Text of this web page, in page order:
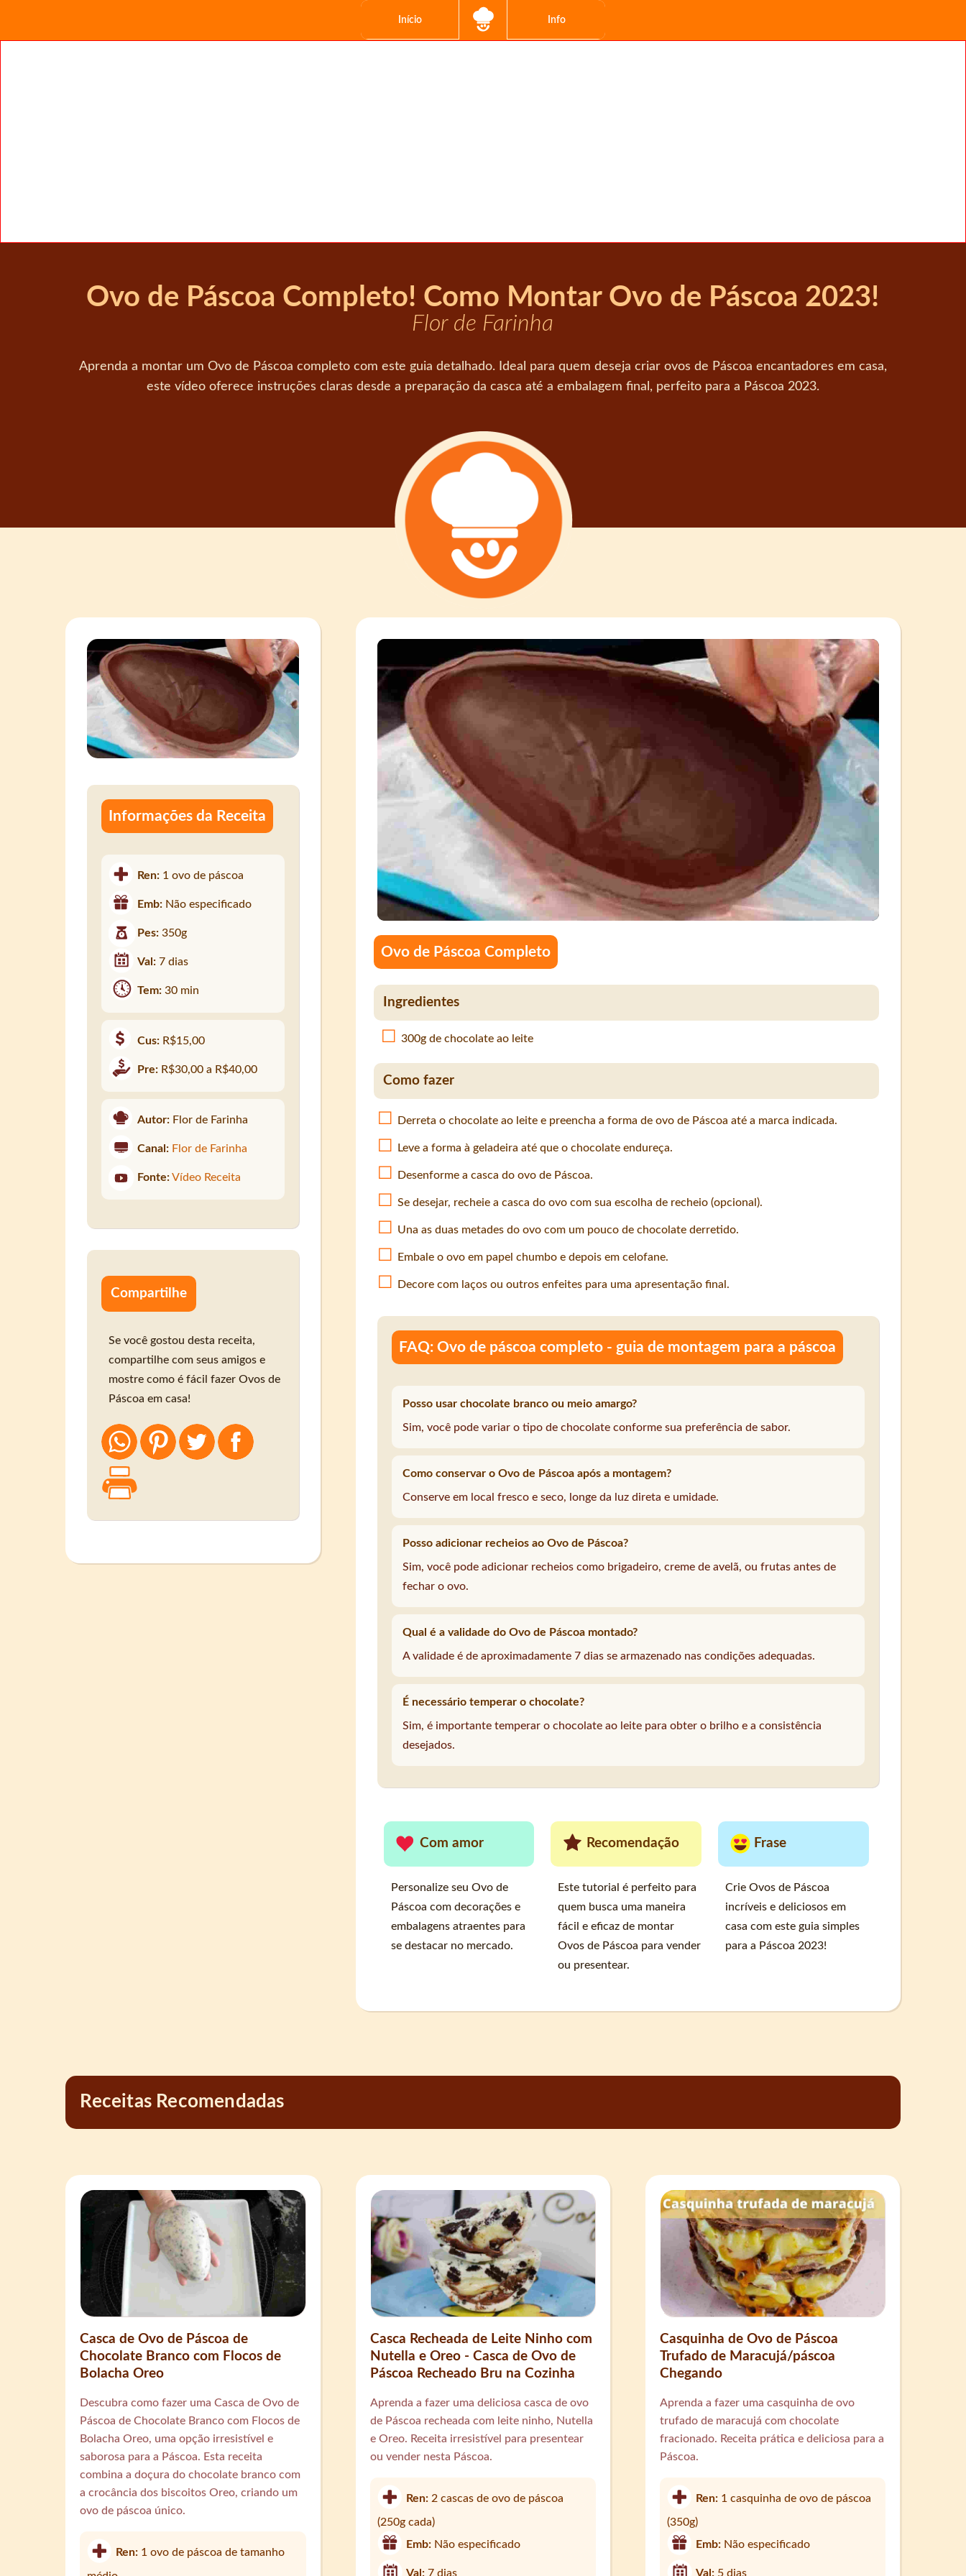
Início Info
Ovo de Páscoa Completo! Como Montar Ovo de Páscoa 2023!
Flor de Farinha
Aprenda a montar um Ovo de Páscoa completo com este guia detalhado. Ideal para quem deseja criar ovos de Páscoa encantadores em casa,
este vídeo oferece instruções claras desde a preparação da casca até a embalagem final, perfeito para a Páscoa 2023.
Ovo de Páscoa Completo
Ingredientes
300g de chocolate ao leite
Como fazer
Derreta o chocolate ao leite e preencha a forma de ovo de Páscoa até a marca indicada.
Leve a forma à geladeira até que o chocolate endureça.
Desenforme a casca do ovo de Páscoa.
Se desejar, recheie a casca do ovo com sua escolha de recheio (opcional).
Una as duas metades do ovo com um pouco de chocolate derretido.
Embale o ovo em papel chumbo e depois em celofane.
Decore com laços ou outros enfeites para uma apresentação final.
FAQ: Ovo de páscoa completo - guia de montagem para a páscoa
Posso usar chocolate branco ou meio amargo?
Sim, você pode variar o tipo de chocolate conforme sua preferência de sabor.
Como conservar o Ovo de Páscoa após a montagem?
Conserve em local fresco e seco, longe da luz direta e umidade.
Posso adicionar recheios ao Ovo de Páscoa?
Sim, você pode adicionar recheios como brigadeiro, creme de avelã, ou frutas antes de
fechar o ovo.
Qual é a validade do Ovo de Páscoa montado?
A validade é de aproximadamente 7 dias se armazenado nas condições adequadas.
É necessário temperar o chocolate?
Sim, é importante temperar o chocolate ao leite para obter o brilho e a consistência
desejados.
Com amor
Personalize seu Ovo de
Páscoa com decorações e
embalagens atraentes para
se destacar no mercado.
Recomendação
Este tutorial é perfeito para
quem busca uma maneira
fácil e eficaz de montar
Ovos de Páscoa para vender
ou presentear.
Frase
Crie Ovos de Páscoa
incríveis e deliciosos em
casa com este guia simples
para a Páscoa 2023!
Informações da Receita
Ren: 1 ovo de páscoa
Emb: Não especificado
Pes:350g
Val:7 dias
Tem:30 min
Cus: R$15,00
Pre: R$30,00 a R$40,00
Autor: Flor de Farinha
Canal: Flor de Farinha
Fonte: Vídeo Receita
Compartilhe
Se você gostou desta receita,
compartilhe com seus amigos e
mostre como é fácil fazer Ovos de
Páscoa em casa!
Receitas Recomendadas
Casca de Ovo de Páscoa de
Chocolate Branco com Flocos de
Bolacha Oreo
Descubra como fazer uma Casca de Ovo de
Páscoa de Chocolate Branco com Flocos de
Bolacha Oreo, uma opção irresistível e
saborosa para a Páscoa. Esta receita
combina a doçura do chocolate branco com
a crocância dos biscoitos Oreo, criando um
ovo de páscoa único.
Ren: 1 ovo de páscoa de tamanho
Casca Recheada de Leite Ninho com
Nutella e Oreo - Casca de Ovo de
Páscoa Recheado Bru na Cozinha
Aprenda a fazer uma deliciosa casca de ovo
de Páscoa recheada com leite ninho, Nutella
e Oreo. Receita irresistível para presentear
ou vender nesta Páscoa.
Ren: 2 cascas de ovo de páscoa
(250g cada)
Emb: Não especificado
Val: 7 dias
Casquinha de Ovo de Páscoa
Trufado de Maracujá/páscoa
Chegando
Aprenda a fazer uma casquinha de ovo
trufado de maracujá com chocolate
fracionado. Receita prática e deliciosa para a
Páscoa.
Ren: 1 casquinha de ovo de páscoa
(350g)
Emb: Não especificado
Val: 5 dias